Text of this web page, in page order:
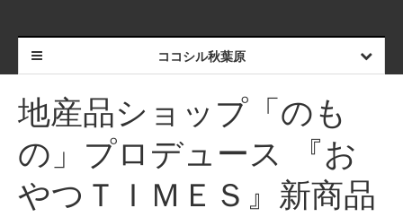
ココシル秋葉原
地産品ショップ「のも
の」プロデュース 『お
やつＴＩＭＥＳ』新商品